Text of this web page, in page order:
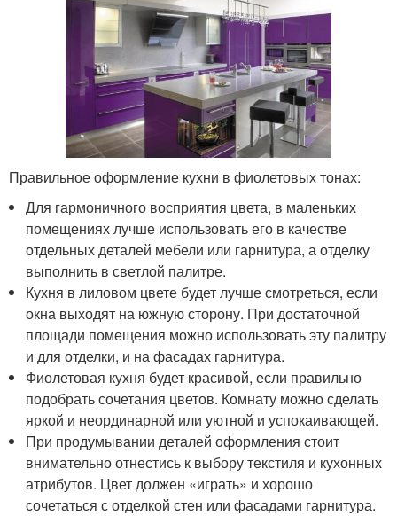
Правильное оформление кухни в фиолетовых тонах:
Для гармоничного восприятия цвета, в маленьких
помещениях лучше использовать его в качестве
отдельных деталей мебели или гарнитура, а отделку
выполнить в светлой палитре.
Кухня в лиловом цвете будет лучше смотреться, если
окна выходят на южную сторону. При достаточной
площади помещения можно использовать эту палитру
и для отделки, и на фасадах гарнитура.
Фиолетовая кухня будет красивой, если правильно
подобрать сочетания цветов. Комнату можно сделать
яркой и неординарной или уютной и успокаивающей.
При продумывании деталей оформления стоит
внимательно отнестись к выбору текстиля и кухонных
атрибутов. Цвет должен «играть» и хорошо
сочетаться с отделкой стен или фасадами гарнитура.